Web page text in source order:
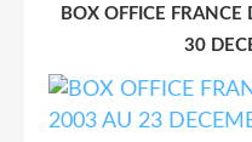
BOX OFFICE
30